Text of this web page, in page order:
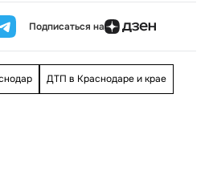
Подписаться на
ДТП в Краснодаре и крае